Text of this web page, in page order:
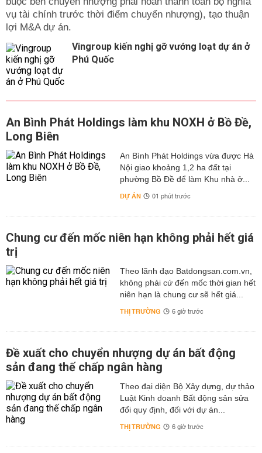
vụ tài chính trước thời điểm chuyển nhượng), tạo thuận
lợi M&A dự án.
Vingroup kiến nghị gỡ vướng loạt dự án ở
Phú Quốc
An Bình Phát Holdings làm khu NOXH ở Bồ Đề,
Long Biên
An Bình Phát Holdings vừa được Hà
Nội giao khoảng 1,2 ha đất tại
phường Bồ Đề để làm Khu nhà ở...
DỰ ÁN 01 phút trước
Chung cư đến mốc niên hạn không phải hết giá
trị
Theo lãnh đạo Batdongsan.com.vn,
không phải cứ đến mốc thời gian hết
niên hạn là chung cư sẽ hết giá...
THỊ TRƯỜNG 6 giờ trước
Đề xuất cho chuyển nhượng dự án bất động
sản đang thế chấp ngân hàng
Theo đại diện Bộ Xây dựng, dự thảo
Luật Kinh doanh Bất động sản sửa
đổi quy định, đối với dự án...
THỊ TRƯỜNG 6 giờ trước